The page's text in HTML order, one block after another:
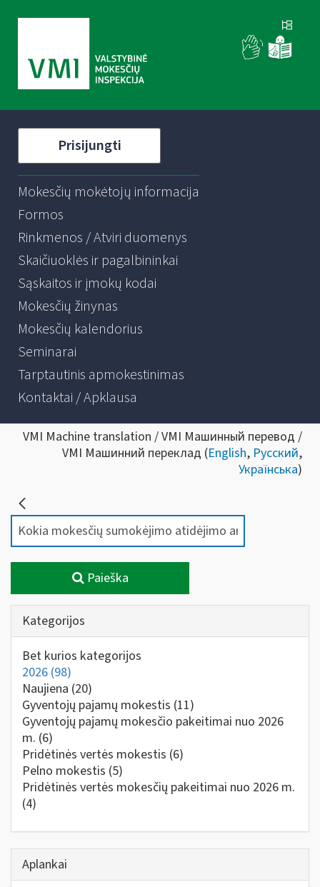
Prisijungti
Mokesčių mokėtojų informacija
Formos
Rinkmenos / Atviri duomenys
Skaičiuoklės ir pagalbininkai
Sąskaitos ir įmokų kodai
Mokesčių žinynas
Mokesčių kalendorius
Seminarai
Tarptautinis apmokestinimas
Kontaktai / Apklausa
VMI Machine translation / VMI Машинный перевод /
VMI Машинний переклад (English, Русский,
Українська)
Paieška
Kategorijos
Bet kurios kategorijos
2026 (98)
Naujiena (20)
Gyventojų pajamų mokestis (11)
Gyventojų pajamų mokesčio pakeitimai nuo 2026
m. (6)
Pridėtinės vertės mokestis (6)
Pelno mokestis (5)
Pridėtinės vertės mokesčių pakeitimai nuo 2026 m.
(4)
Aplankai